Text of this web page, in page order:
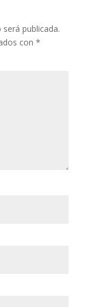
publicada.
con *